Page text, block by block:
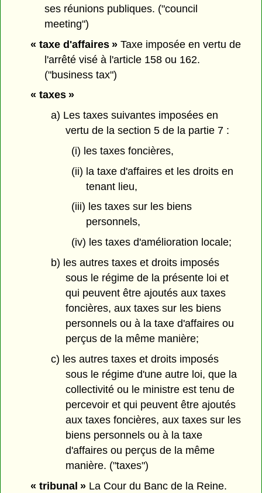
ses réunions publiques. ("council
meeting")
« taxe d'affaires » Taxe imposée en vertu de
l'arrêté visé à l'article 158 ou 162.
("business tax")
« taxes »
a) Les taxes suivantes imposées en
vertu de la section 5 de la partie 7 :
(i) les taxes foncières,
(ii) la taxe d'affaires et les droits en
tenant lieu,
(iii) les taxes sur les biens
personnels,
(iv) les taxes d'amélioration locale;
b) les autres taxes et droits imposés
sous le régime de la présente loi et
qui peuvent être ajoutés aux taxes
foncières, aux taxes sur les biens
personnels ou à la taxe d'affaires ou
perçus de la même manière;
c) les autres taxes et droits imposés
sous le régime d'une autre loi, que la
collectivité ou le ministre est tenu de
percevoir et qui peuvent être ajoutés
aux taxes foncières, aux taxes sur les
biens personnels ou à la taxe
d'affaires ou perçus de la même
manière. ("taxes")
« tribunal »La Cour du Banc de la Reine.